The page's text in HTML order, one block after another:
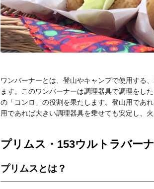
ワンバーナーとは、登山やキャンプで使用する
ます。このワンバーナーは調理器具で調理をし
の「コンロ」の役割を果たします。登山用であ
用であれば大きい調理器具を乗せても安定し、
プリムス・153ウルトラバー
プリムスとは？